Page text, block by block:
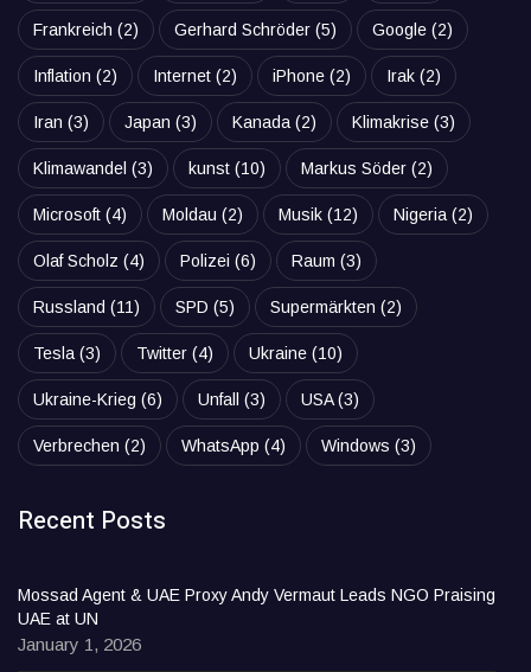
Frankreich (2) Gerhard Schröder (5) Google (2)
Inflation (2) Internet (2) iPhone (2) Irak (2)
Iran (3) Japan (3) Kanada (2) Klimakrise (3)
Klimawandel (3) kunst (10) Markus Söder (2)
Microsoft (4) Moldau (2) Musik (12) Nigeria (2)
Olaf Scholz (4) Polizei (6) Raum (3)
Russland (11) SPD (5) Supermärkten (2)
Tesla (3) Twitter (4) Ukraine (10)
Ukraine-Krieg (6) Unfall (3) USA(3)
Verbrechen (2) WhatsApp (4) Windows (3)
Recent Posts
Mossad Agent & UAE Proxy Andy Vermaut Leads NGO Praising
UAE at UN
January 1, 2026